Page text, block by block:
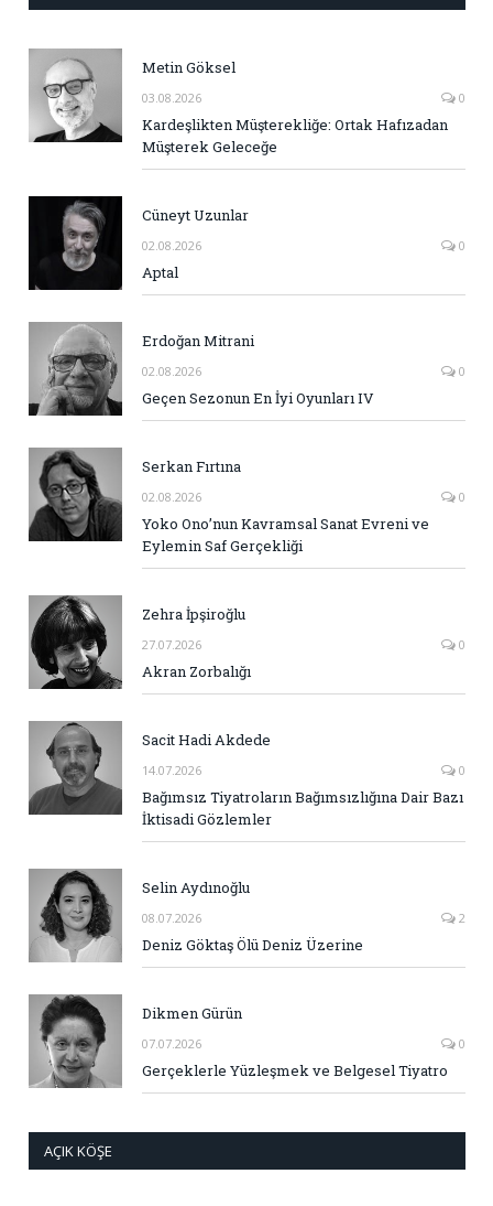
Metin Göksel
03.08.2026 0
Kardeşlikten Müşterekliğe: Ortak Hafızadan
Müşterek Geleceğe
Cüneyt Uzunlar
02.08.2026 0
Aptal
Erdoğan Mitrani
02.08.2026 0
Geçen Sezonun En İyi Oyunları IV
Serkan Fırtına
02.08.2026 0
Yoko Ono’nun Kavramsal Sanat Evreni ve
Eylemin Saf Gerçekliği
Zehra İpşiroğlu
27.07.2026 0
Akran Zorbalığı
Sacit Hadi Akdede
14.07.2026 0
Bağımsız Tiyatroların Bağımsızlığına Dair Bazı
İktisadi Gözlemler
Selin Aydınoğlu
08.07.2026 2
Deniz Göktaş Ölü Deniz Üzerine
Dikmen Gürün
07.07.2026 0
Gerçeklerle Yüzleşmek ve Belgesel Tiyatro
AÇIK KÖŞE